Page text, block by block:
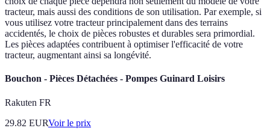
tracteur, mais aussi des conditions de son utilisation. Par exemple, si
vous utilisez votre tracteur principalement dans des terrains
accidentés, le choix de pièces robustes et durables sera primordial.
Les pièces adaptées contribuent à optimiser l'efficacité de votre
tracteur, augmentant ainsi sa longévité.
Bouchon - Pièces Détachées - Pompes Guinard Loisirs
Rakuten FR
29.82 EURVoir le prix